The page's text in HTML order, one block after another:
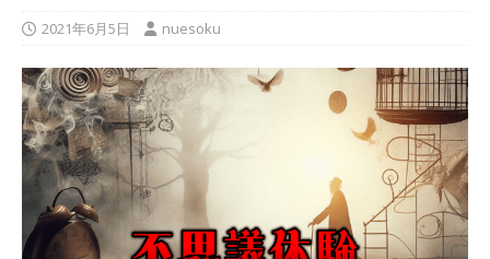
2021年6月5日 nuesoku